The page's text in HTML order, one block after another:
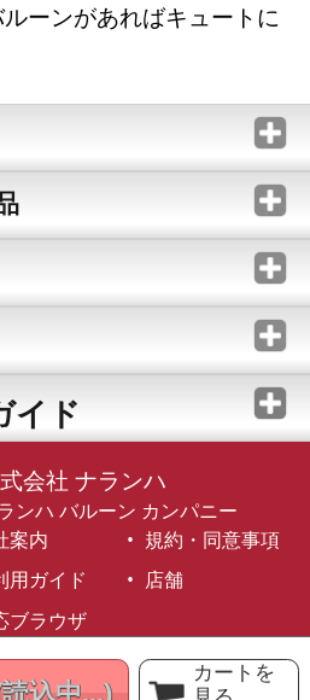
込中...)
カートを
ーンがあればキュートに
イド
会社 ナランハ
ンハ バルーン カンパニー
案内
規約・同意事項
用ガイド
店舗
ブラウザ
Inc. All Rights Reserved.